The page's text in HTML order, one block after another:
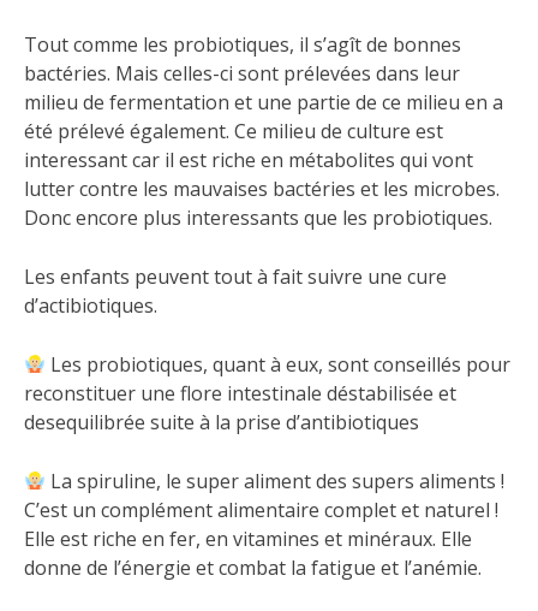
Tout comme les probiotiques, il s’agît de bonnes
bactéries. Mais celles-ci sont prélevées dans leur
milieu de fermentation et une partie de ce milieu en a
été prélevé également. Ce milieu de culture est
interessant car il est riche en métabolites qui vont
lutter contre les mauvaises bactéries et les microbes.
Donc encore plus interessants que les probiotiques.
Les enfants peuvent tout à fait suivre une cure
d’actibiotiques.
Les probiotiques, quant à eux, sont conseillés pour
reconstituer une flore intestinale déstabilisée et
desequilibrée suite à la prise d’antibiotiques
La spiruline, le super aliment des supers aliments !
C’est un complément alimentaire complet et naturel !
Elle est riche en fer, en vitamines et minéraux. Elle
donne de l’énergie et combat la fatigue et l’anémie.